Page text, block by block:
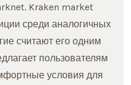
Kraken market
среди аналогичных
считают его одним
пользователям
условия для